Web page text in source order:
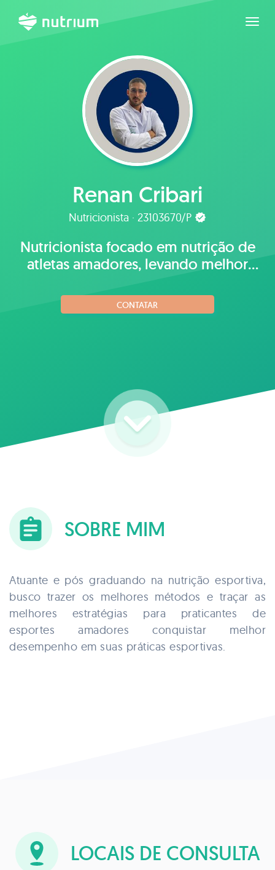
Renan Cribari
Nutricionista · 23103670/P
Nutricionista focado em nutrição de
atletas amadores, levando melhor
CONTATAR
SOBRE MIM
Atuante e pós graduando na nutrição esportiva,
busco trazer os melhores métodos e traçar as
melhores estratégias para praticantes de
esportes amadores conquistar melhor
desempenho em suas práticas esportivas.
LOCAIS DE CONSULTA